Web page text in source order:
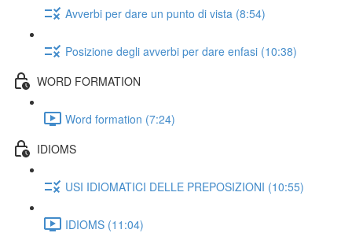
Avverbi per dare un punto di vista (8:54)
Posizione degli avverbi per dare enfasi (10:38)
WORD FORMATION
Word formation (7:24)
IDIOMS
USI IDIOMATICI DELLE PREPOSIZIONI (10:55)
IDIOMS (11:04)